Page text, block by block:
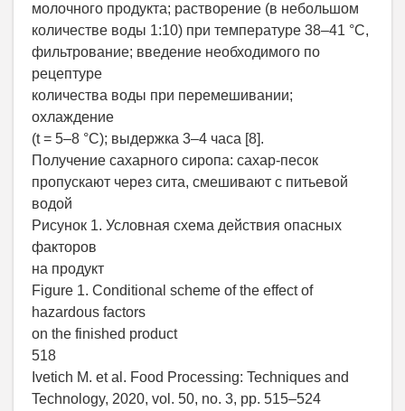
молочного продукта; растворение (в небольшом
количестве воды 1:10) при температуре 38–41 °С,
фильтрование; введение необходимого по
рецептуре
количества воды при перемешивании;
охлаждение
(t = 5–8 °С); выдержка 3–4 часа [8].
Получение сахарного сиропа: сахар-песок
пропускают через сита, смешивают с питьевой
водой
Рисунок 1. Условная схема действия опасных
факторов
на продукт
Figure 1. Conditional scheme of the effect of
hazardous factors
on the finished product
518
Ivetich M. et al. Food Processing: Techniques and
Technology, 2020, vol. 50, no. 3, pp. 515–524